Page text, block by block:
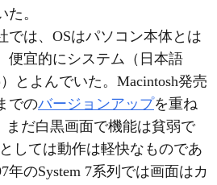
。
は、OSはパソコン本体とは
便宜的にシステム（日本語
とよんでいた。Macintosh発売
でのバージョンアップを重ね
まだ白黒画面で機能は貧弱で
しては動作は軽快なものであ
年のSystem 7系列では画面はカ